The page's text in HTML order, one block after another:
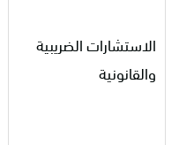
الاستشارات الضريبية
والقانونية